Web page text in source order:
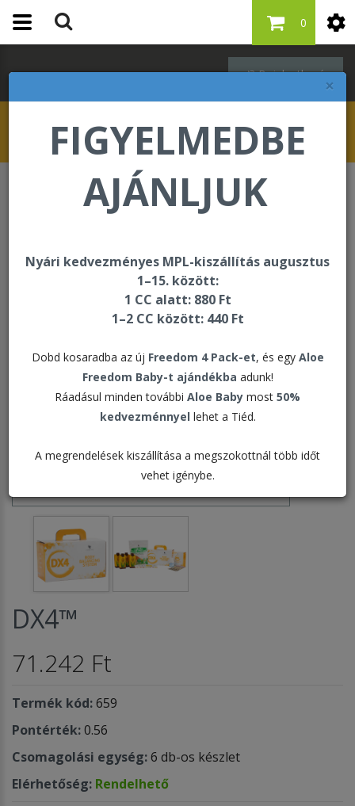
×
FIGYELMEDBE
AJÁNLJUK
Nyári kedvezményes MPL-kiszállítás augusztus
1–15. között:
1 CC alatt: 880 Ft
1–2 CC között: 440 Ft
Dobd kosaradba az új Freedom 4 Pack-et, és egy Aloe
Freedom Baby-t ajándékba adunk!
Ráadásul minden további Aloe Baby most 50%
kedvezménnyel lehet a Tiéd.
A megrendelések kiszállítása a megszokottnál több időt
vehet igénybe.
Bejelentkezés
0
Testsúlykontroll
DX4™
71.242 Ft
Termék kód:659
Pontérték:0.56
Csomagolási egység:6 db-os készlet
Elérhetőség: Rendelhető